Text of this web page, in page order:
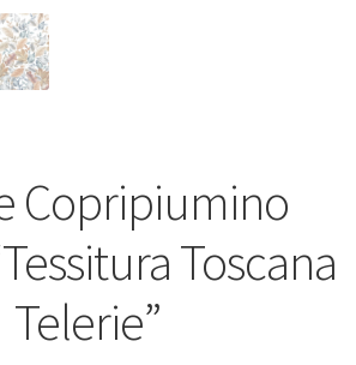
Copripiumino
Toscana
Telerie”